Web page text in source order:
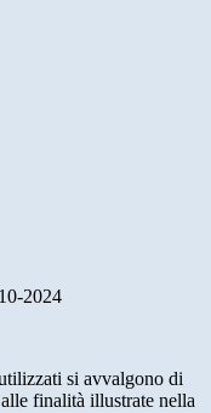
2024
si avvalgono di
finalità illustrate nella